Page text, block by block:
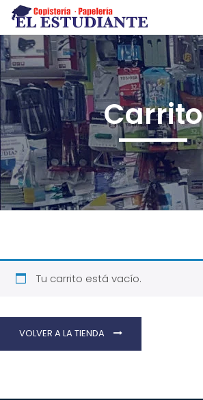
El Estudiante
Copistería
Papelería
Novedades
¿Quiénes Somos?
Carrito
Tu carrito está vacío.
VOLVER A LA TIENDA